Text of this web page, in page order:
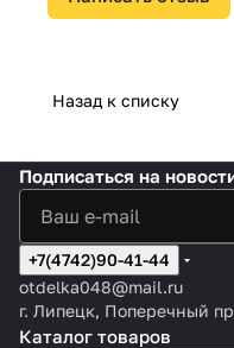
Назад к списку
Подписаться на
+7(4742)90-41-44
otdelka048@mail.ru
г. Липецк, Поперечный
Каталог товаров